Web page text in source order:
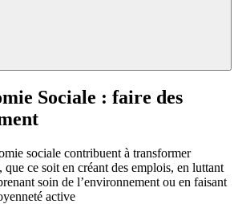
Sociale : faire des
sociale contribuent à transformer
ce soit en créant des emplois, en luttant
soin de l’environnement ou en faisant
active